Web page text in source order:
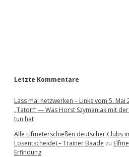
Letzte Kommentare
Lass mal netzwerken – Links vom 5.
„Tatort“ — Was Horst Szymaniak mit
tun hat
Alle Elfmeterschießen deutscher Clubs
Losentscheide) – Trainer Baade zu
Erfindung